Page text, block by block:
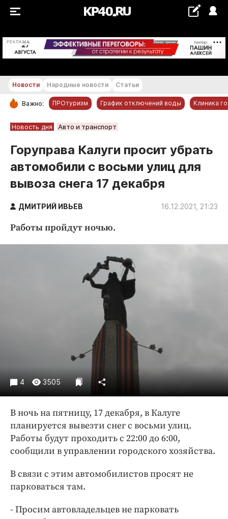
РЕКЛАМА +18...+19 °С
РУБРИКИ
Новости компаний
Статьи
Народные новости
Авто и транспорт
Криминал
Недвижимость и ЖКХ
Образование
Происшествия
Экономика и бизнес
ПРОЕКТЫ
Блоги
Издания
Медиаперсона
Интересное чтиво
Клиника года
Бренд года
Новости Народные новости Статьи
Важно: ПРОтуризм График отключений воды Клиника
Новость дня Авто и транспорт
Горуправа Калуги просит убрать
автомобили с восьми улиц для
вывоза снега 17 декабря
ДМИТРИЙ ИВЬЕВ 16.12.2021, 21:23
Работы пройдут ночью.
4 3505
В ночь на пятницу, 17 декабря, в Калуге
планируется вывезти снег с восьми улиц.
Работы будут проходить с 22:00 до 6:00,
сообщили в управлении городского хозяйства.
В связи с этим автомобилистов просят не
парковаться там.
- Просим автовладельцев не парковать